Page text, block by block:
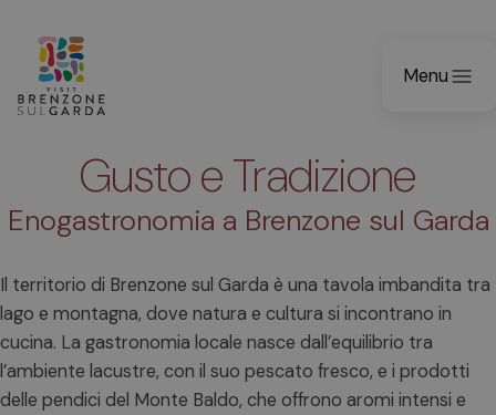
Menu
Gusto e Tradizione
Enogastronomia a Brenzone sul Garda
Il territorio di Brenzone sul Garda è una tavola imbandita tra
lago e montagna, dove natura e cultura si incontrano in
cucina. La gastronomia locale nasce dall’equilibrio tra
l’ambiente lacustre, con il suo pescato fresco, e i prodotti
delle pendici del Monte Baldo, che offrono aromi intensi e